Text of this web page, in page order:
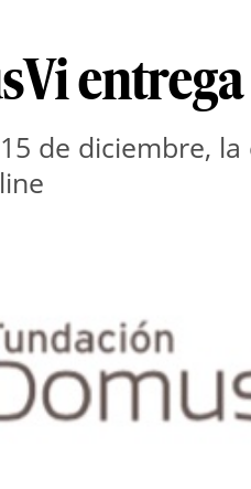
de diciembre,